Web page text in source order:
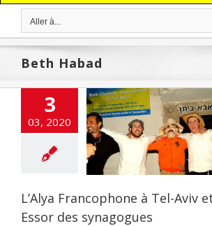
Aller à...
Beth Habad
3
03, 2020
à
et le nouvel
synagogues
CHRONIQUE
JUIF
L’Alya Francophone à Tel-Aviv
Essor des synagogues